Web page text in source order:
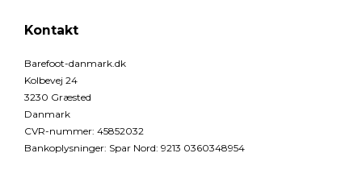
Kontakt
Barefoot-danmark.dk
Kolbevej 24
3230 Græsted
Danmark
CVR-nummer: 45852032
Bankoplysninger: Spar Nord: 9213 0360348954